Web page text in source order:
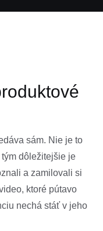
sám. Nie je to
dôležitejšie je
a zamilovali si
ktoré pútavo
nechá stáť v jeho